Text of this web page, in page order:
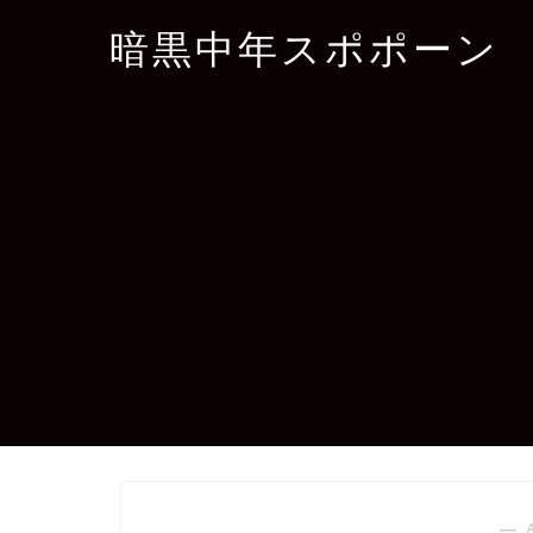
暗黒中年スポポーン
―